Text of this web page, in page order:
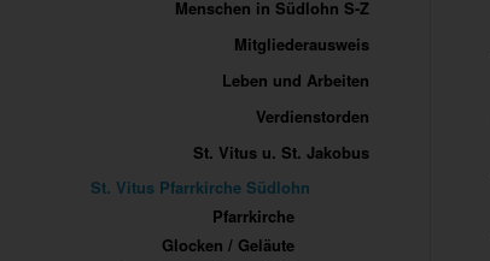
Menschen in Südlohn S-Z
Mitgliederausweis
Leben und Arbeiten
Verdienstorden
St. Vitus u. St. Jakobus
St. Vitus Pfarrkirche Südlohn
Pfarrkirche
Glocken / Geläute